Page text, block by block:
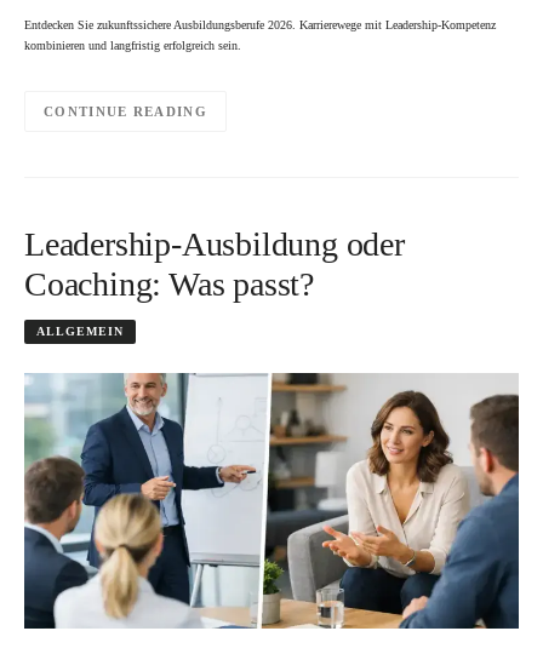
Entdecken Sie zukunftssichere Ausbildungsberufe 2026. Karrierewege mit Leadership-Kompetenz
kombinieren und langfristig erfolgreich sein.
CONTINUE READING
Leadership-Ausbildung oder
Coaching: Was passt?
ALLGEMEIN